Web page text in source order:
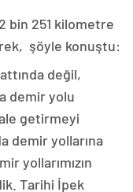
bin 251 kilometre
şöyle konuştu:
değil,
demir yolu
getirmeyi
demir yollarına
yollarımızın
Tarihi İpek